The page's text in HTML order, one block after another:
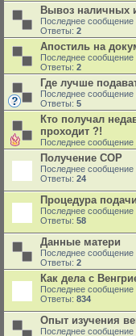
Вывоз наличных
Последнее сообщение
Ответы: 2
Апостиль на
Последнее сообщение
Ответы: 2
Где лучше
Последнее сообщение
Ответы: 5
Кто получал
проходит ?!
Последнее сообщение
Получение СОР
Последнее сообщение
Ответы: 24
Процедура
Последнее сообщение
Ответы: 58
Данные матери
Последнее сообщение
Ответы: 2
Как дела с
Последнее сообщение
Ответы: 834
Опыт изучения
Последнее сообщение